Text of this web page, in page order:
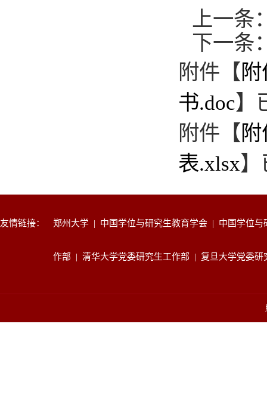
上一条
下一条
附件【
书.doc】
附件【
表.xlsx
友情链接： 郑州大学 | 中国学位与研究生教育学会 | 中国学位
作部 |清华大学党委研究生工作部 | 复旦大学党委